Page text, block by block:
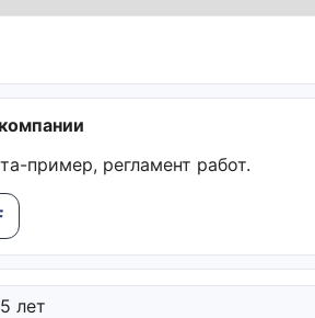
пример, регламент работ.
лет